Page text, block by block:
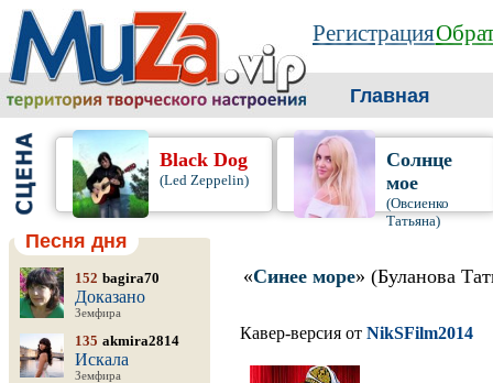
Регистрация
Главная
Black Dog
(Led Zeppelin)
Солнце
мое
(Овсиенко
Татьяна)
Песня дня
152 bagira70
Доказано
Земфира
135 akmira2814
Искала
Земфира
«Синее море» (Буланова
Кавер-версия от NikSFilm2014